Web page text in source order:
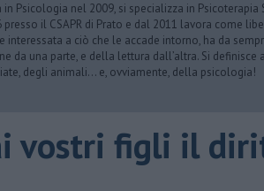
in Psicologia nel 2009, si specializza in
presso il CSAPR di Prato e dal 2011 lavora come
interessata a ciò che le accade intorno, ha da
da una parte, e della lettura dall’altra. Si definisce
degli animali… e, ovviamente, della psicologia!
vostri figli il